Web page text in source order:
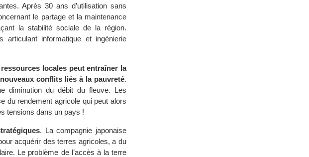
Après 30 ans d’utilisation sans
le partage et la maintenance
la stabilité sociale de la région.
articulant informatique et ingénierie
locales peut entraîner la
conflits liés à la pauvreté.
diminution du débit du fleuve. Les
du rendement agricole qui peut alors
tensions dans un pays !
. La compagnie japonaise
acquérir des terres agricoles, a du
Le problème de l’accès à la terre